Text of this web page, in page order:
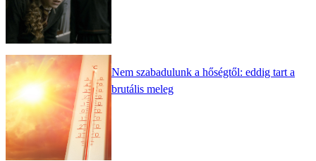
Nem szabadulunk a hőségtől: eddig tart a
brutális meleg